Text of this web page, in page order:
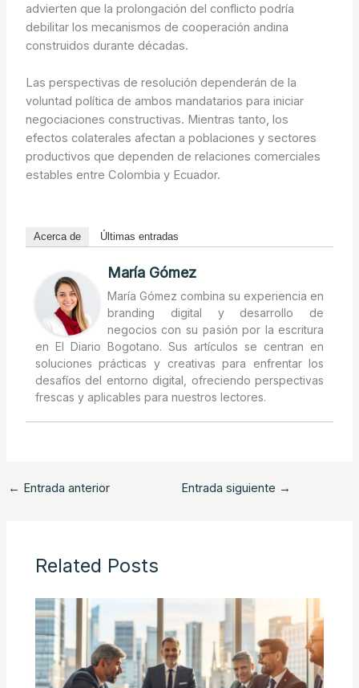
advierten que la prolongación del conflicto podría
debilitar los mecanismos de cooperación andina
construidos durante décadas.
Las perspectivas de resolución dependerán de la
voluntad política de ambos mandatarios para iniciar
negociaciones constructivas. Mientras tanto, los
efectos colaterales afectan a poblaciones y sectores
productivos que dependen de relaciones comerciales
estables entre Colombia y Ecuador.
Acerca de Últimas entradas
María Gómez
María Gómez combina su experiencia en
branding digital y desarrollo de
negocios con su pasión por la escritura
en El Diario Bogotano. Sus artículos se centran en
soluciones prácticas y creativas para enfrentar los
desafíos del entorno digital, ofreciendo perspectivas
frescas y aplicables para nuestros lectores.
← Entrada anterior Entrada siguiente →
Related Posts